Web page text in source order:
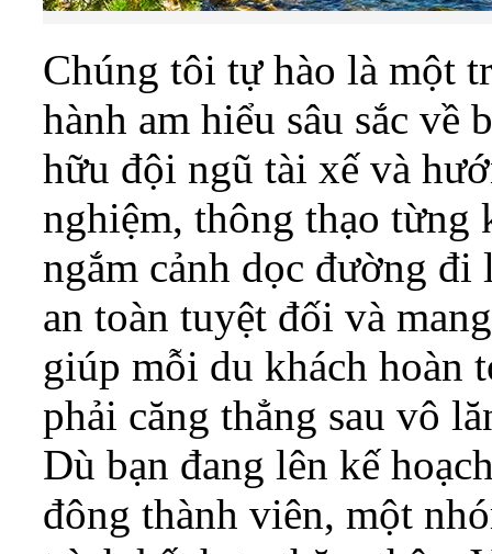
Chúng tôi tự hào là một
hành am hiểu sâu sắc
hữu đội ngũ tài xế và
nghiệm, thông thạo từng
ngắm cảnh dọc đường đi
an toàn tuyệt đối và
giúp mỗi du khách hoàn
phải căng thẳng sau vô
Dù bạn đang lên kế
đông thành viên, một